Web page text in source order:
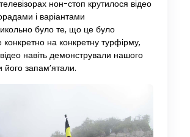
нон-стоп крутилося відео
і варіантами
було те, що це було
на конкретну турфірму,
навіть демонстрували нашого
його запам’ятали.